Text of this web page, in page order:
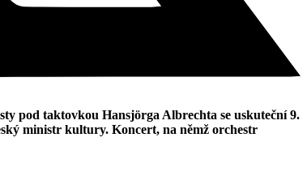
pod taktovkou Hansjörga Albrechta se uskuteční 9.
ministr kultury. Koncert, na němž orchestr